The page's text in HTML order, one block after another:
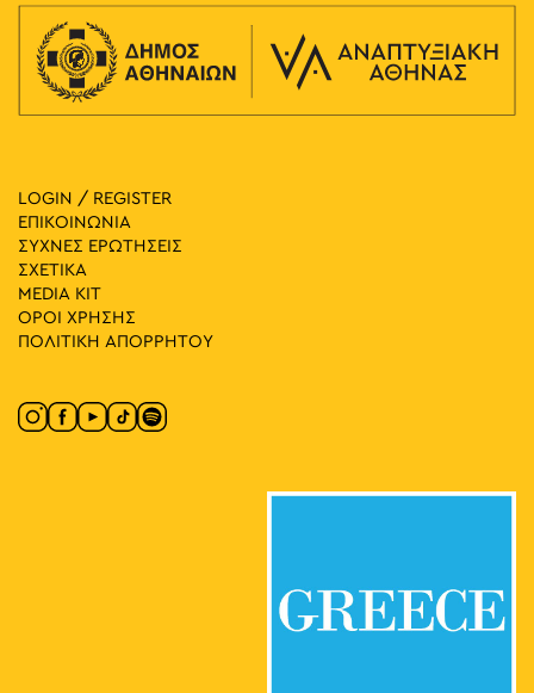
LOGIN / REGISTER
ΕΠΙΚΟΙΝΩΝΙΑ
ΣΥΧΝΕΣ ΕΡΩΤΗΣΕΙΣ
ΣΧΕΤΙΚΑ
MEDIA ΚIT
ΟΡΟΙ ΧΡΗΣΗΣ
ΠΟΛΙΤΙΚΗ ΑΠΟΡΡΗΤΟΥ